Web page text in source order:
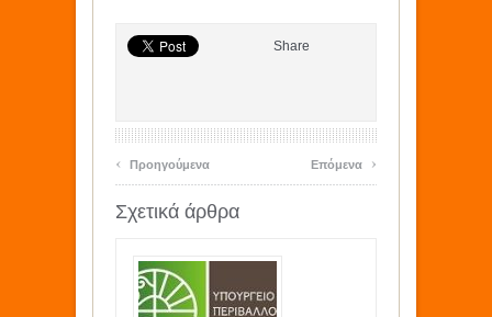
Share
‹ Προηγούμενα Επόμενα ›
Σχετικά άρθρα